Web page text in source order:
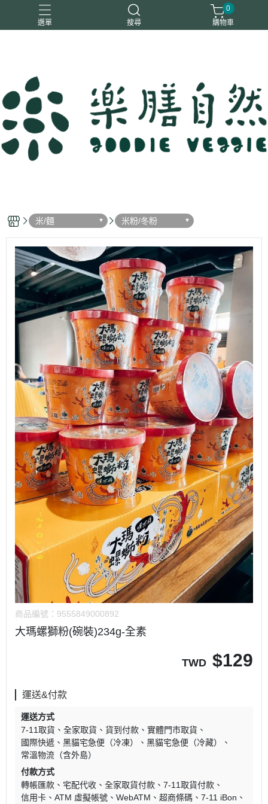
選單 搜尋
一樂鶴
0
購物車
米/麵 米粉/冬粉
商品編號： 9555849000892
大瑪螺獅粉(碗裝)234g-全素
TWD $129
運送&付款
運送方式
7-11取貨
全家取貨 貨到付款
實體門市取貨
國際快遞
黑貓宅急便（冷凍）
黑貓宅急便（冷藏）
常溫物流（含外島）
付款方式
轉帳匯款
宅配代收 全家取貨付款
7-11取貨付款
信用卡
ATM 虛擬帳號 WebATM 超商條碼 7-11 iBon